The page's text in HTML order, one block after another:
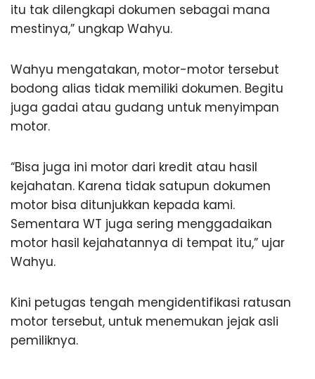
itu tak dilengkapi dokumen sebagai mana
mestinya,” ungkap Wahyu.
Wahyu mengatakan, motor-motor tersebut
bodong alias tidak memiliki dokumen. Begitu
juga gadai atau gudang untuk menyimpan
motor.
“Bisa juga ini motor dari kredit atau hasil
kejahatan. Karena tidak satupun dokumen
motor bisa ditunjukkan kepada kami.
Sementara WT juga sering menggadaikan
motor hasil kejahatannya di tempat itu,” ujar
Wahyu.
Kini petugas tengah mengidentifikasi ratusan
motor tersebut, untuk menemukan jejak asli
pemiliknya.